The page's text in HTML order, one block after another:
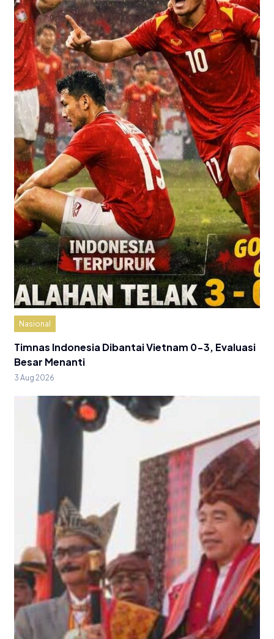
Nasional
Timnas Indonesia Dibantai Vietnam 0-3, Evaluasi
Besar Menanti
3 Aug 2026